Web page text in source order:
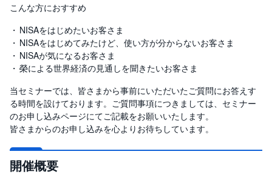
BI
株
オ
プ
シ
ョ
ン
先
物
・
オ
プ
シ
ョ
ン
商
こんな方におすすめ
NISAをはじめたいお客さま
NISAをはじめてみたけど、使い方が分からないお客さま
NISAが気になるお客さま
榮による世界経済の見通しを聞きたいお客さま
当セミナーでは、皆さまから事前にいただいたご質問にお答えす
る時間を設けております。ご質問事項につきましては、セミナー
のお申し込みページにてご記載をお願いいたします。
皆さまからのお申し込みを心よりお待ちしています。
開催概要